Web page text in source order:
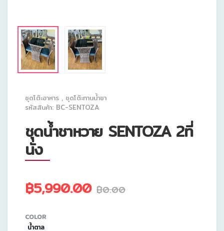
ชุดโต๊ะอาหาร , ชุดโต๊ะทานน้ำชา
รหัสสินค้า: BC-SENTOZA
ชุดน้ำชาหวาย SENTOZA 2ที่
นั่ง
฿5,990.00 ฿0.00
COLOR
น้ำตาล